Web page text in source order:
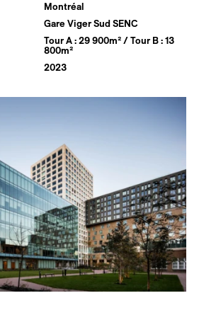
Montréal
Gare Viger Sud SENC
Tour A : 29 900m² / Tour B : 13
800m²
2023